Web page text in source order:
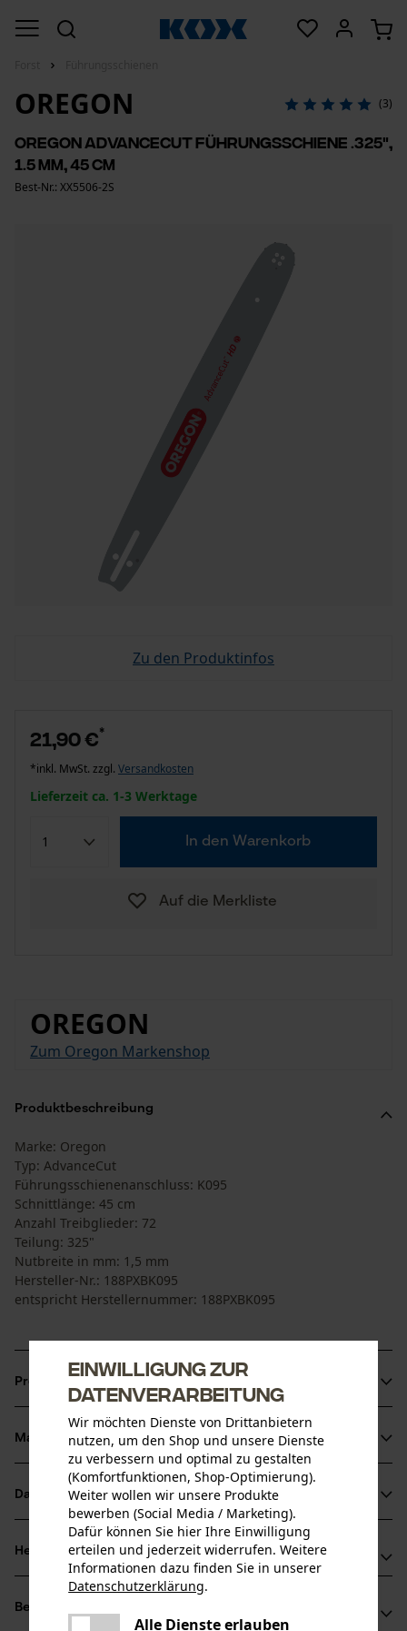
OREGON (3)
Oregon AdvanceCut Führungsschiene .325",
1.5 mm, 45 cm
Best-Nr.: XX5506-2S
Zu den Produktinfos
21,90 €*
*inkl. MwSt. zzgl. Versandkosten
Lieferzeit ca. 1-3 Werktage
In den Warenkorb
Auf die Merkliste
OREGON
Zum Oregon Markenshop
Produktbeschreibung
Marke: Oregon
Typ: AdvanceCut
Führungsschienenanschluss: K095
Schnittlänge: 45 cm
Anzahl Treibglieder: 72
Teilung: 325"
Nutbreite in mm: 1,5 mm
Hersteller-Nr.: 188PXBK095
entspricht Herstellernummer: 188PXBK095
Produktinformationen
Produktdetails
Aktivitätstyp
Altersgruppe
Erwachsener
Material & Pflege
Material
Hauptmaterial
Datenblätter
Herstellerdatenblatt (PDF)
Herstellerinformationen
Hersteller
Oregon Tool, Inc.
Bewertungen
Einwilligung zur
Datenverarbeitung
Wir möchten Dienste von Drittanbietern
nutzen, um den Shop und unsere Dienste
zu verbessern und optimal zu gestalten
(Komfortfunktionen, Shop-Optimierung).
Weiter wollen wir unsere Produkte
bewerben (Social Media / Marketing).
Dafür können Sie hier Ihre Einwilligung
erteilen und jederzeit widerrufen. Weitere
Informationen dazu finden Sie in unserer
Datenschutzerklärung.
Alle Dienste erlauben
Es ist ein Fehler aufgetreten. Bitte